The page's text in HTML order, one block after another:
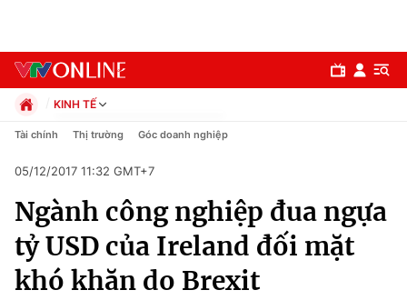
Chuyên mục
Chính trị
Xã hội
KINH TẾ
Chính trị
Pháp luật
Kinh tế
Thể thao
Truyền hình
Văn hóa - Giải trí
Tài chính Thị trường Góc doanh nghiệp
05/12/2017 11:32 GMT+7
Ngành công nghiệp đua ngựa
tỷ USD của Ireland đối mặt
khó khăn do Brexit